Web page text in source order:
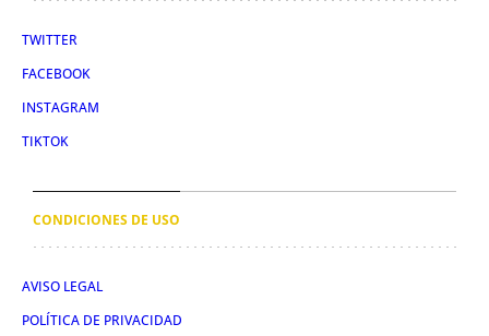
TWITTER
FACEBOOK
INSTAGRAM
TIKTOK
CONDICIONES DE USO
AVISO LEGAL
POLÍTICA DE PRIVACIDAD